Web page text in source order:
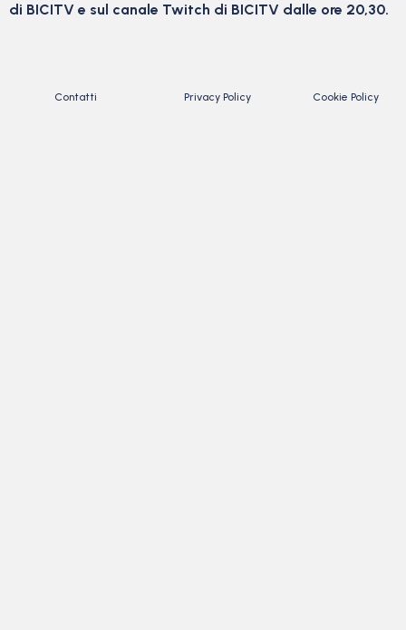
di BICITV e sul canale Twitch di BICITV dalle ore 20,30.
Contatti Privacy Policy Cookie Policy